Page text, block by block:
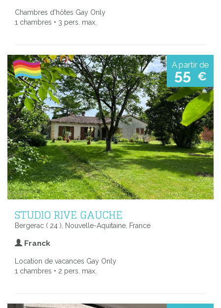
Chambres d'hôtes Gay Only
1 chambres • 3 pers. max.
A partir de
55 €
STUDIO RIVE GAUCHE
Bergerac ( 24 ), Nouvelle-Aquitaine, France
Franck
Location de vacances Gay Only
1 chambres • 2 pers. max.